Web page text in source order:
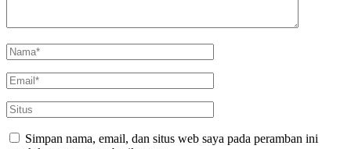
Simpan nama, email, dan situs web saya pada peramban ini